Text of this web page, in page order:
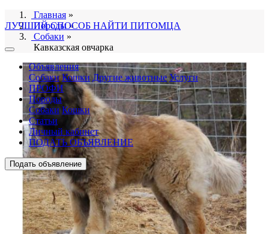
ЛУЧШИЙ СПОСОБ НАЙТИ ПИТОМЦА
Объявления
Собаки Кошки Другие животные Услуги
ПРОФИ
Породы
Собаки Кошки
Статьи
Личный кабинет
ПОДАТЬ ОБЪЯВЛЕНИЕ
Подать объявление
Главная »
Породы»
Собаки »
Кавказская овчарка